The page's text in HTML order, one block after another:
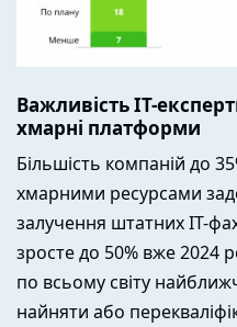
Важливість IT-
хмарні платформи
Більшість компаній до
хмарними ресурсами
залучення штатних IT-
зросте до 50% вже 2024
по всьому світу
найняти або